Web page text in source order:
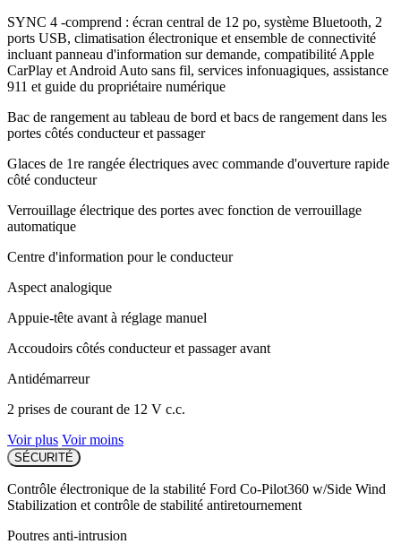
SYNC 4 -comprend : écran central de 12 po, système Bluetooth, 2
ports USB, climatisation électronique et ensemble de connectivité
incluant panneau d'information sur demande, compatibilité Apple
CarPlay et Android Auto sans fil, services infonuagiques, assistance
911 et guide du propriétaire numérique
Bac de rangement au tableau de bord et bacs de rangement dans les
portes côtés conducteur et passager
Glaces de 1re rangée électriques avec commande d'ouverture rapide
côté conducteur
Verrouillage électrique des portes avec fonction de verrouillage
automatique
Centre d'information pour le conducteur
Aspect analogique
Appuie-tête avant à réglage manuel
Accoudoirs côtés conducteur et passager avant
Antidémarreur
2 prises de courant de 12 V c.c.
Voir plus Voir moins
SÉCURITÉ
Contrôle électronique de la stabilité Ford Co-Pilot360 w/Side Wind
Stabilization et contrôle de stabilité antiretournement
Poutres anti-intrusion